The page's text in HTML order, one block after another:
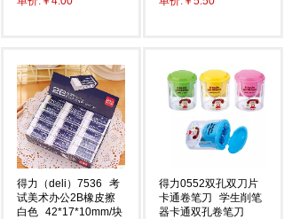
得力（deli）7536
考
试美术办公2B橡皮擦
白色 42*17*10mm/块
得力0552双孔双刀片
卡通卷笔刀
学生削笔
器卡通双孔卷笔刀